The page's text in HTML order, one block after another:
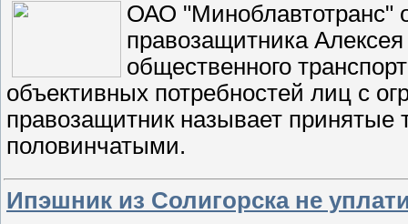
ОАО "Миноблавтотранс"
правозащитника
общественного
объективных потребностей лиц с
правозащитник называет принятые
половинчатыми.
Ипэшник из Солигорска не